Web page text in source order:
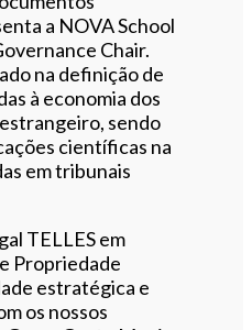
a NOVA School
Chair.
na definição de
à economia dos
sendo
científicas na
em tribunais
TELLES em
Propriedade
estratégica e
os nossos